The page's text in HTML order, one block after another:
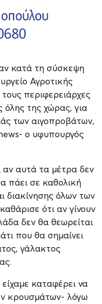
κατά τη σύσκεψη
Αγροτικής
περιφερειάρχες
όλης της χώρας, για
των αιγοπροβάτων,
ο υφυπουργός
αν αυτά τα μέτρα δεν
πάει σε καθολική
διακίνησης όλων των
ότι αν γίνουν
δεν θα θεωρείται
που θα σημαίνει
γάλακτος
καταφέρει να
κρουσμάτων- λόγω